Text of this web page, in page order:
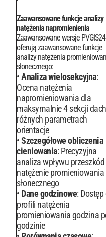
Zaawansowane funkcje analizy
natężenia napromienienia
Zaawansowane wersje PVGIS24
oferują zaawansowane funkcje
analizy natężenia
słonecznego:
Analiza wielosekcyjna:
Ocena natężenia
napromieniowania dla
maksymalnie 4 sekcji
różnych parametrach
orientacje
Szczegółowe obliczenia
cieniowania: Precyzyjna
analiza wpływu
natężenie promieniowania
słonecznego
Dane godzinowe: Dostęp
profili natężenia
promieniowania godzina
godzinie